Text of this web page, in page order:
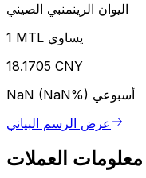
اليوان الرينمنبي الصيني
1 MTL يساوي
18.1705 CNY
NaN (NaN%) أسبوعي
عرض الرسم البياني
معلومات العملات